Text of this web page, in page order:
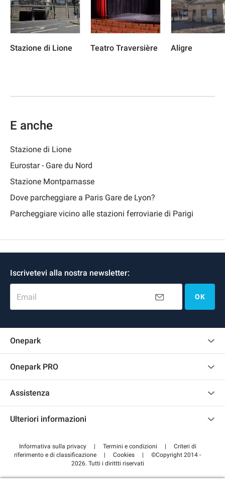
Stazione di Lione Teatro Traversière Aligre
E anche
Stazione di Lione
Eurostar - Gare du Nord
Stazione Montparnasse
Dove parcheggiare a Paris Gare de Lyon?
Parcheggiare vicino alle stazioni ferroviarie di Parigi
Iscrivetevi alla nostra newsletter:
Email OK
Onepark
Onepark PRO
Accedi all'area partner
Assistenza
Pagare per il parcheggio FLOW
Ulteriori informazioni
Informativa sulla privacy | Termini e condizioni |
Criteri di
riferimento e di classificazione
| Cookies |
©Copyright 2014 -
2026. Tutti i dirittti riservati